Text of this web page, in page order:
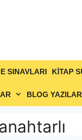
SINAVLARI KİTAP
BLOG